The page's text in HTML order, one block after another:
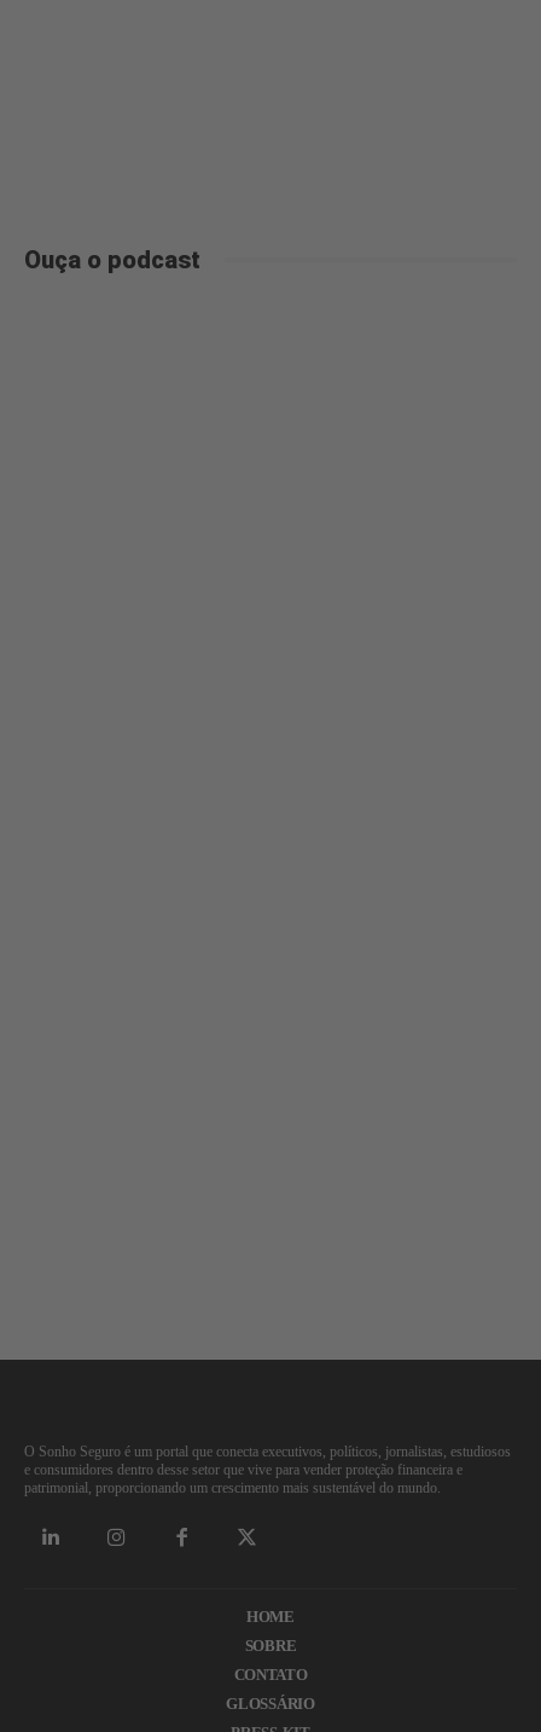
Ouça o podcast
O Sonho Seguro é um portal que conecta executivos, políticos, jornalistas, estudiosos
e consumidores dentro desse setor que vive para vender proteção financeira e
patrimonial, proporcionando um crescimento mais sustentável do mundo.
HOME
SOBRE
CONTATO
GLOSSÁRIO